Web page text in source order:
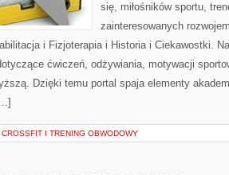
się, miłośników sportu,
zainteresowanych
i Fizjoterapia i Historia i Ciekawostki.
ćwiczeń, odżywiania, motywacji
Dzięki temu portal spaja elementy
CROSSFIT I TRENING OBWODOWY